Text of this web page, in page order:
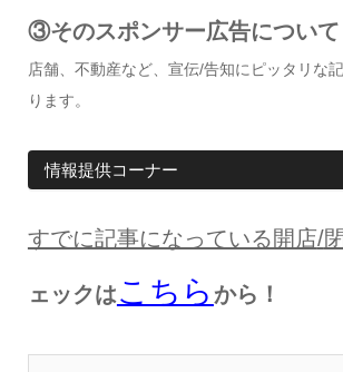
③そのスポンサー広告について
店舗、不動産など、宣伝/告知にピッタリな
ります。
情報提供コーナー
すでに記事になっている開店/
ェックはこちら から！
情報提供をする！ 広告掲載について